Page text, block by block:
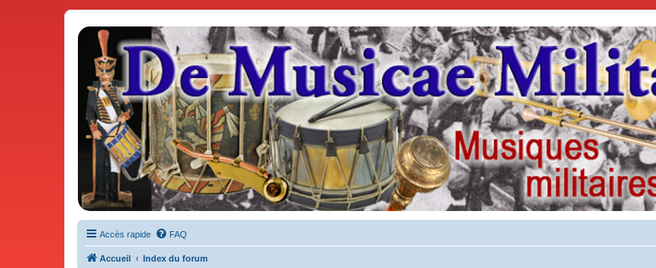
De Musicae Militari - Forums
Forums de discussions
Accès rapide FAQ
Accueil Index du forum